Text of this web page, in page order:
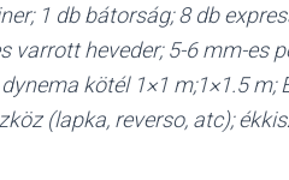
1 db bátorság; 8 db
varrott heveder; 5-6 mm-es
kötél 1×1 m;1×1.5 m;
(lapka, reverso, atc);